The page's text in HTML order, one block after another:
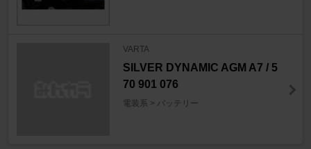
VARTA
SILVER DYNAMIC AGM A7 / 5
70 901 076
電装系 > バッテリー